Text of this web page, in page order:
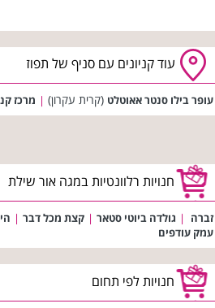
עוד קניונים עם סניף של תפוז
עופר בילו סנטר אאוטלט (קרית עקרון) | מרכז
חנויות רלוונטיות במגה אור שילת
זברה | גולדה ביוטי סטאר | קצת מכל דבר |
עמק עודפים
חנויות לפי תחום